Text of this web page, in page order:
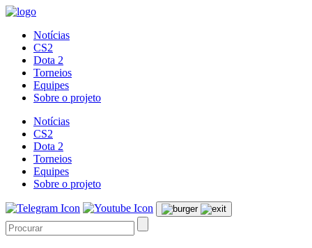
Notícias
CS2
Dota 2
Torneios
Equipes
Sobre o projeto
Notícias
CS2
Dota 2
Torneios
Equipes
Sobre o projeto